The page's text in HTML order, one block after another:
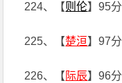
224、【则伦】95分
225、【楚洹】97分
226、【 际辰】96分